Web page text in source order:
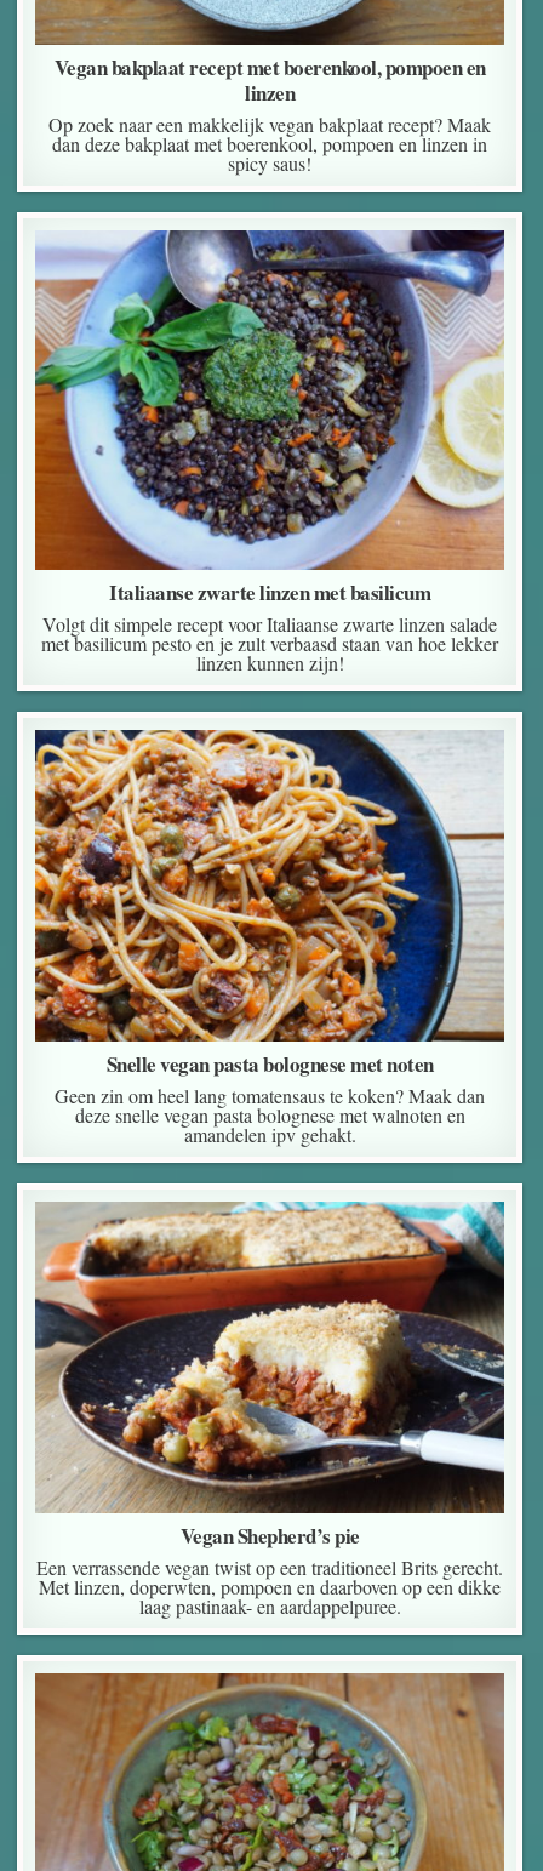
Vegan bakplaat recept met boerenkool, pompoen en
linzen
Op zoek naar een makkelijk vegan bakplaat recept? Maak
dan deze bakplaat met boerenkool, pompoen en linzen in
spicy saus!
Italiaanse zwarte linzen met basilicum
Volgt dit simpele recept voor Italiaanse zwarte linzen salade
met basilicum pesto en je zult verbaasd staan van hoe lekker
linzen kunnen zijn!
Snelle vegan pasta bolognese met noten
Geen zin om heel lang tomatensaus te koken? Maak dan
deze snelle vegan pasta bolognese met walnoten en
amandelen ipv gehakt.
Vegan Shepherd’s pie
Een verrassende vegan twist op een traditioneel Brits gerecht.
Met linzen, doperwten, pompoen en daarboven op een dikke
laag pastinaak- en aardappelpuree.